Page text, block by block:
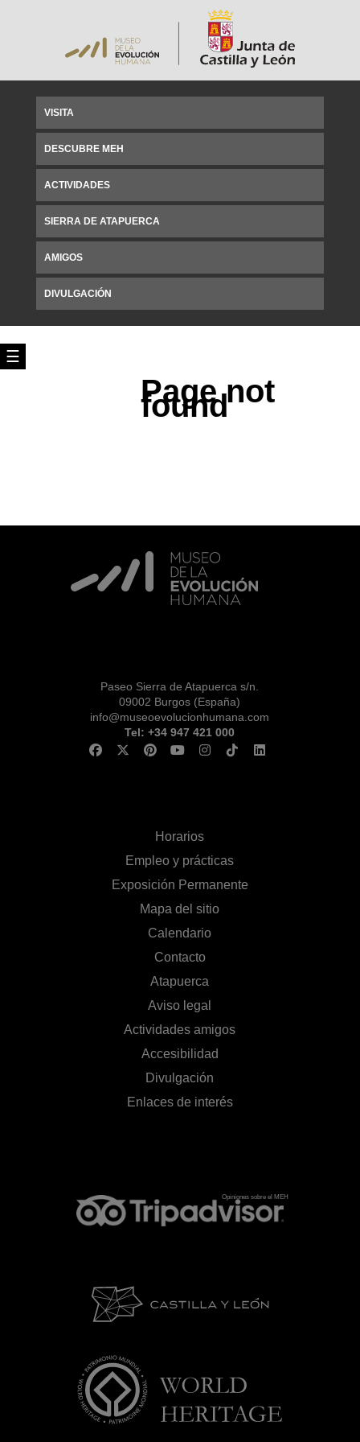
☰
VISITA
DESCUBRE MEH
ACTIVIDADES
SIERRA DE ATAPUERCA
AMIGOS
DIVULGACIÓN
Page not
found
Paseo Sierra de Atapuerca s/n.
09002 Burgos (España)
info@museoevolucionhumana.com
Tel: +34 947 421 000
Horarios
Empleo y prácticas
Exposición Permanente
Mapa del sitio
Calendario
Contacto
Atapuerca
Aviso legal
Actividades amigos
Accesibilidad
Divulgación
Enlaces de interés
Opiniones sobre el MEH